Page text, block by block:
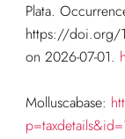
Plata.
https://doi.org/
on 2026-07-01.
Molluscabase: